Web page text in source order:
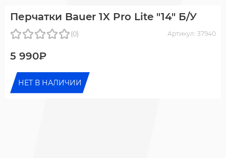
Перчатки Bauer 1X Pro Lite "14" Б/У
(0) Артикул: 37940
5 990₽
НЕТ В НАЛИЧИИ